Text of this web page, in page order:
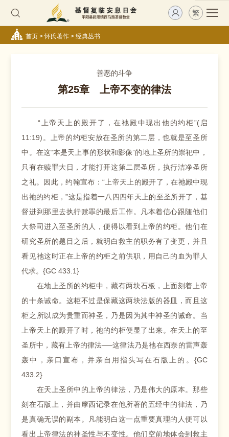
繁
首页>怀氏著作> 经典丛书
善恶的斗争
第25章 上帝不变的律法
“上帝天上的殿开了，在祂殿中现出他的约柜”(启
11:19)。上帝的约柜安放在圣所的第二层，也就是至圣所
中。在这“本是天上事的形状和影像”的地上圣所的崇祀中，
只有在赎罪大日，才能打开这第二层圣所，执行洁净圣所
之礼。因此，约翰宣布：“上帝天上的殿开了，在祂殿中现
出祂的约柜，”这是指着一八四四年天上的至圣所开了，基
督进到那里去执行赎罪的最后工作。凡本着信心跟随他们
大祭司进入至圣所的人，便得以看到上帝的约柜。他们在
研究圣所的题目之后，就明白救主的职务有了变更，并且
看见祂这时正在上帝的约柜之前供职，用自己的血为罪人
代求。{GC 433.1}
在地上圣所的约柜中，藏有两块石板，上面刻着上帝
的十条诫命。这柜不过是保藏这两块法版的器皿，而且这
柜之所以成为贵重而神圣，乃是因为其中神圣的诫命。当
上帝天上的殿开了时，祂的约柜便显了出来。在天上的至
圣所中，藏有上帝的律法──这律法乃是祂在西奈的雷声轰
轰中，亲口宣布，并亲自用指头写在石版上的。{GC
433.2}
在天上圣所中的上帝的律法，乃是伟大的原本。那些
刻在石版上，并由摩西记录在他所著的五经中的律法，乃
是真确无误的副本。凡能明白这一点重要真理的人便可以
看出上帝律法的神圣性与不变性。他们空前地体会到救主